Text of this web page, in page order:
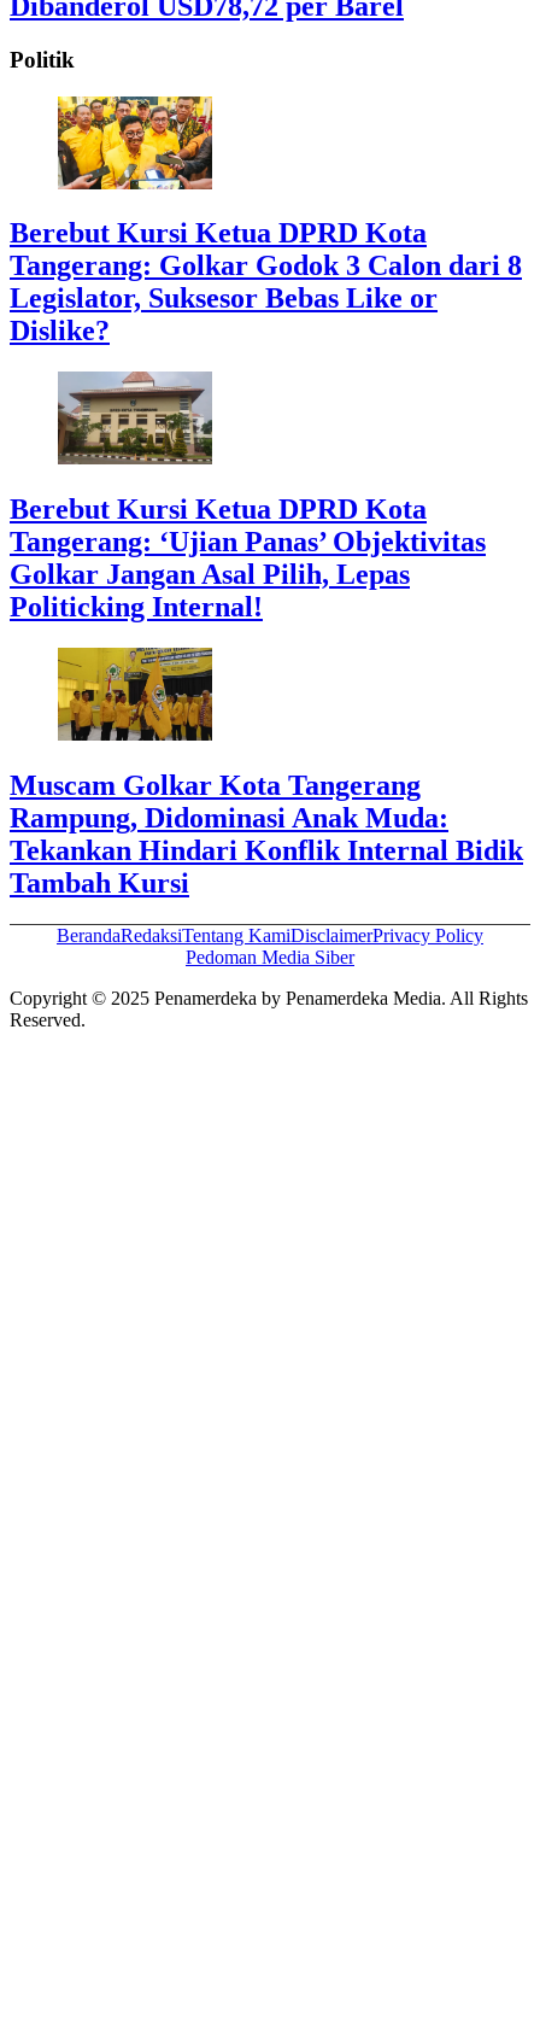
Politik
Berebut Kursi Ketua DPRD Kota
Tangerang: Golkar Godok 3 Calon dari 8
Legislator, Suksesor Bebas Like or
Dislike?
Berebut Kursi Ketua DPRD Kota
Tangerang: ‘Ujian Panas’ Objektivitas
Golkar Jangan Asal Pilih, Lepas
Politicking Internal!
Muscam Golkar Kota Tangerang
Rampung, Didominasi Anak Muda:
Tekankan Hindari Konflik Internal Bidik
Tambah Kursi
BerandaRedaksiTentang KamiDisclaimerPrivacy Policy
Pedoman Media Siber
Copyright © 2025 Penamerdeka by Penamerdeka Media. All Rights
Reserved.